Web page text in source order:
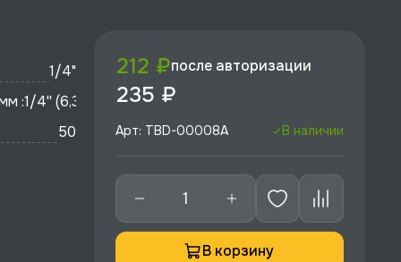
1/4"
:1/4'' (6,35 мм)
50
212 ₽после авторизации
235 ₽
Арт: TBD-00008A В наличии
В корзину